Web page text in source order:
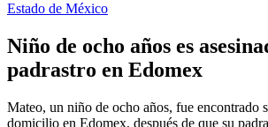
Estado de México
Niño de ocho años es
padrastro en Edomex
Mateo, un niño de ocho años, fue encontrado
domicilio en Edomex, después de que su